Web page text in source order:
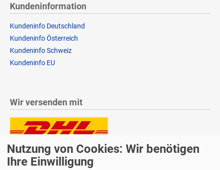
Kundeninformation
Kundeninfo Deutschland
Kundeninfo Österreich
Kundeninfo Schweiz
Kundeninfo EU
Wir versenden mit
Lieferung auch an Packstationen und Postfilialen
Samstagszustellung
Nutzung von Cookies: Wir benötigen
Ihre Einwilligung